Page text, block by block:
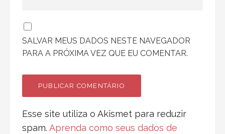
SALVAR MEUS DADOS NESTE NAVEGADOR
PARA A PRÓXIMA VEZ QUE EU COMENTAR.
Esse site utiliza o Akismet para reduzir
spam. Aprenda como seus dados de